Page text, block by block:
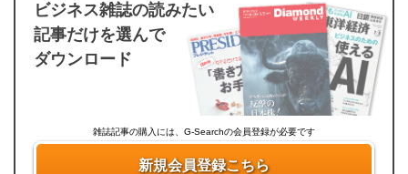
ビジネス雑誌の読みたい
記事だけを選んで
ダウンロード
雑誌記事の購入には、G-Searchの会員登録が必要です
新規会員登録こちら